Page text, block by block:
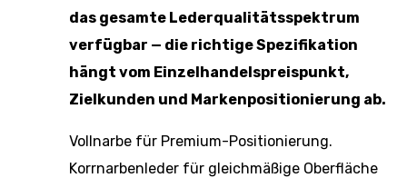
das gesamte Lederqualitätsspektrum
verfügbar — die richtige Spezifikation
hängt vom Einzelhandelspreispunkt,
Zielkunden und Markenpositionierung ab.
Vollnarbe für Premium-Positionierung.
Korrnarbenleder für gleichmäßige Oberfläche